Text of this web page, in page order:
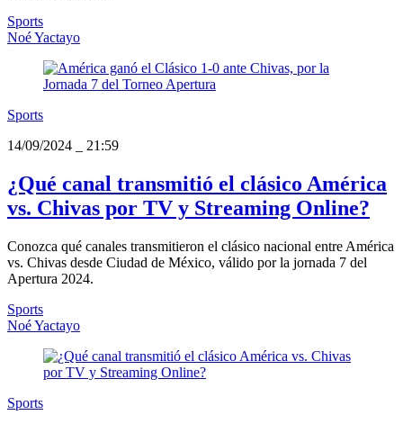
Sports
Noé Yactayo
Sports
14/09/2024
21:59
¿Qué canal transmitió el clásico América
vs. Chivas por TV y Streaming Online?
Conozca qué canales transmitieron el clásico nacional entre América
vs. Chivas desde Ciudad de México, válido por la jornada 7 del
Apertura 2024.
Sports
Noé Yactayo
Sports